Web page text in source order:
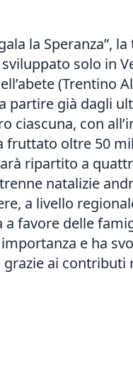
la Speranza”,
solo in
(Trentino
partire già dagli
ciascuna, con
fruttato oltre 50
ripartito a
natalizie
a livello
favore delle
e ha
ai contributi